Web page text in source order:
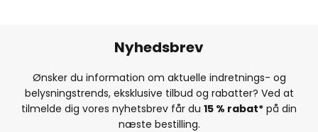
Nyhedsbrev
Ønsker du information om aktuelle indretnings- og
belysningstrends, eksklusive tilbud og rabatter? Ved at
tilmelde dig vores nyhetsbrev får du 15 % rabat* på din
næste bestilling.